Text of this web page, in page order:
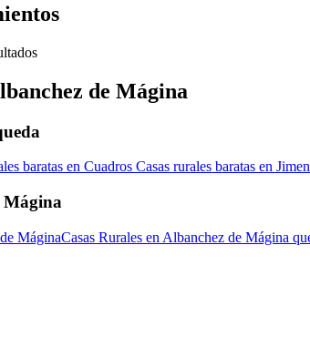
de Mágina
baratas en Cuadros Casas rurales baratas en
Mágina
MáginaCasas Rurales en Albanchez de Mágina